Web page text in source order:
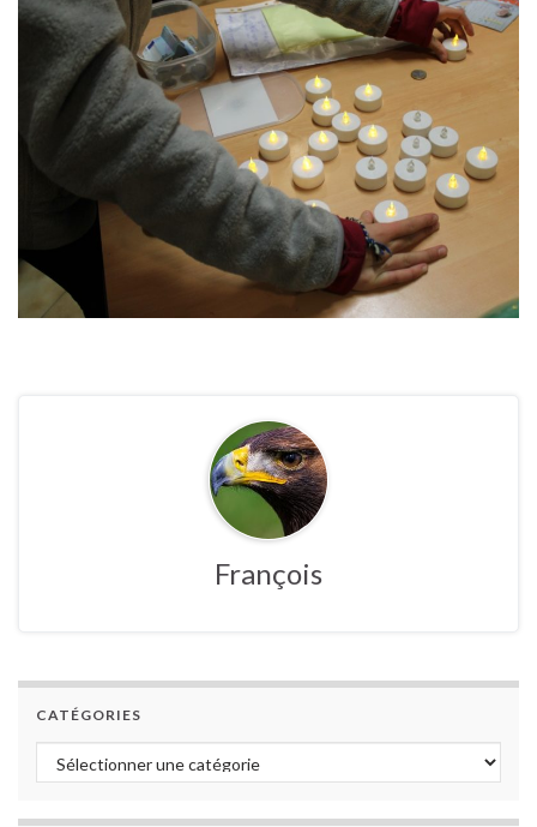
François
CATÉGORIES
Catégories